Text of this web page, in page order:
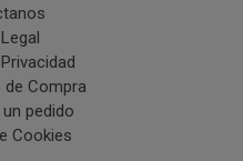
Compra
pedido
Cookies